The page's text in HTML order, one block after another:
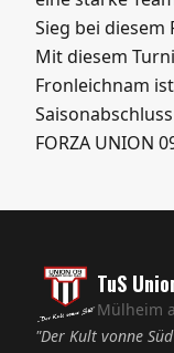
Sieg bei diesem
Mit diesem
Fronleichnam
FORZA UNION
TuS
Mülheim
"Der Kult vonne